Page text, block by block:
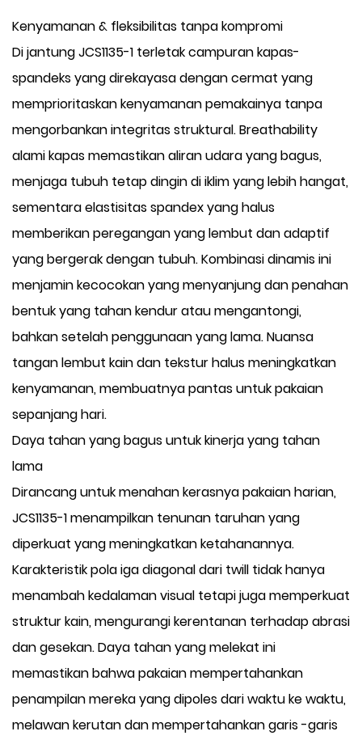
Kenyamanan & fleksibilitas tanpa kompromi
Di jantung JCS1135-1 terletak campuran kapas-
spandeks yang direkayasa dengan cermat yang
memprioritaskan kenyamanan pemakainya tanpa
mengorbankan integritas struktural. Breathability
alami kapas memastikan aliran udara yang bagus,
menjaga tubuh tetap dingin di iklim yang lebih hangat,
sementara elastisitas spandex yang halus
memberikan peregangan yang lembut dan adaptif
yang bergerak dengan tubuh. Kombinasi dinamis ini
menjamin kecocokan yang menyanjung dan penahan
bentuk yang tahan kendur atau mengantongi,
bahkan setelah penggunaan yang lama. Nuansa
tangan lembut kain dan tekstur halus meningkatkan
kenyamanan, membuatnya pantas untuk pakaian
sepanjang hari.
Daya tahan yang bagus untuk kinerja yang tahan
lama
Dirancang untuk menahan kerasnya pakaian harian,
JCS1135-1 menampilkan tenunan taruhan yang
diperkuat yang meningkatkan ketahanannya.
Karakteristik pola iga diagonal dari twill tidak hanya
menambah kedalaman visual tetapi juga memperkuat
struktur kain, mengurangi kerentanan terhadap abrasi
dan gesekan. Daya tahan yang melekat ini
memastikan bahwa pakaian mempertahankan
penampilan mereka yang dipoles dari waktu ke waktu,
melawan kerutan dan mempertahankan garis -garis